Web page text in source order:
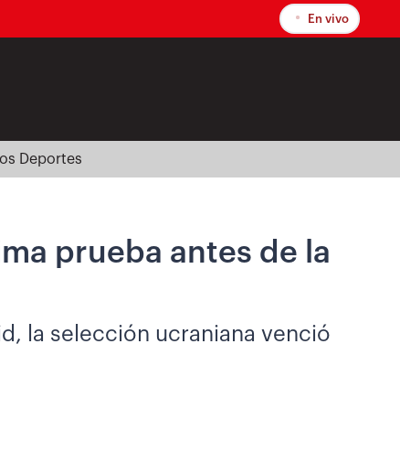
En vivo
Deportes
prueba antes de la
la selección ucraniana venció